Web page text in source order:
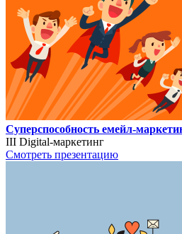
Суперспособность емейл-
III Digital-маркетинг
Смотреть презентацию